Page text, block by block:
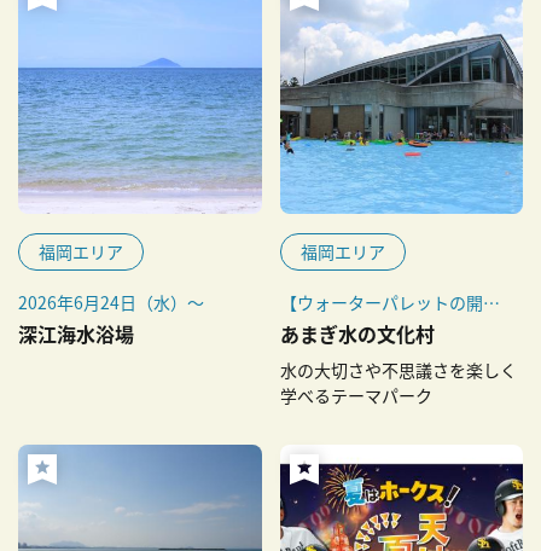
福岡エリア
2026年6月24日（水）～
深江海水浴場
福岡エリア
【ウォーターパレットの開放
日】
月5日（火・祝）、7月20日
（月・祝）、7月25日
7月26日（日）、8月の土
曜・日曜
※2026年度は施設の都合に
あまぎ水の文化村
水の大切さや不思議さを楽しく
学べるテーマパーク